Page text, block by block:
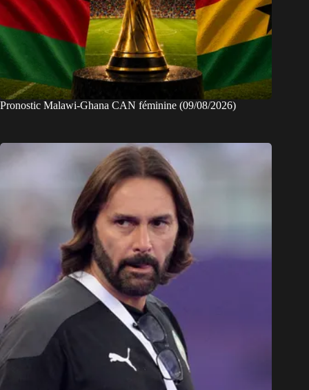
Pronostic Malawi-Ghana CAN féminine (09/08/2026)